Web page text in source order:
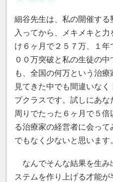
細谷先生は、私の開催する
入ってから、メキメキと力
け６ヶ月で２５７万、１年
００万突破と私の生徒の中
も、全国の何万という治療
見てきた中でも間違いなく
プクラスです。試しにあな
周りでたった６ヶ月で５
る治療家の経営者に会っ
でもなく少ないと思います
なんでそんな結果を生み
ステムを作り上げる才能